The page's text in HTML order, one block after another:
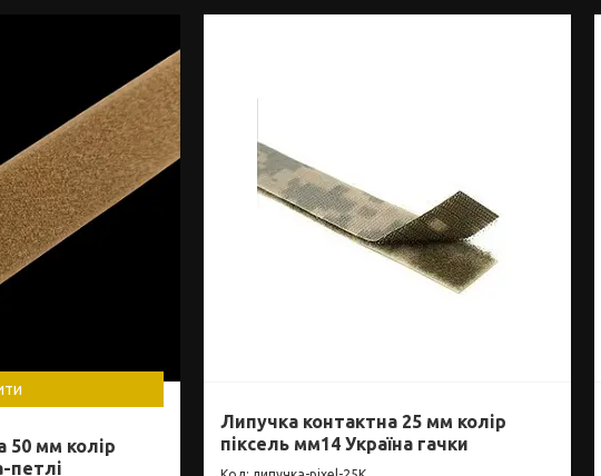
50 мм колір
петлі
Липучка контактна 25 мм колір
піксель мм14 Україна гачки